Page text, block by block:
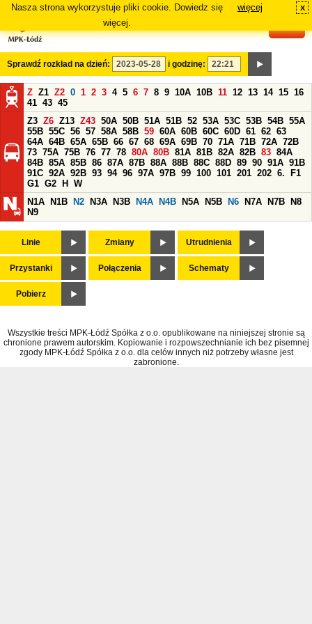
Nasza strona wykorzystuje pliki cookie. Dowiedz się
więcej.
więcej x
Sprawdź rozkład na dzień: i godzinę:
Z Z1 Z2 0 1 2 3 4 5 6 7 8 9 10A 10B 11 12 13 14 15 16
41 43 45
Z3 Z6 Z13 Z43 50A 50B 51A 51B 52 53A 53C 53B 54B 55A
55B 55C 56 57 58A 58B 59 60A 60B 60C 60D 61 62 63
64A 64B 65A 65B 66 67 68 69A 69B 70 71A 71B 72A 72B
73 75A 75B 76 77 78 80A 80B 81A 81B 82A 82B 83 84A
84B 85A 85B 86 87A 87B 88A 88B 88C 88D 89 90 91A 91B
91C 92A 92B 93 94 96 97A 97B 99 100 101 201 202 6.
F1
G1 G2 H
W
N1A
N1B N2 N3A N3B N4A N4B N5A N5B N6 N7A N7B
N8
N9
Linie Zmiany Utrudnienia
Przystanki Połączenia Schematy
Pobierz
Wszystkie treści MPK-Łódź Spółka z o.o. opublikowane na niniejszej stronie są
chronione prawem autorskim. Kopiowanie i rozpowszechnianie ich bez pisemnej
zgody MPK-Łódź Spółka z o.o. dla celów innych niż potrzeby własne jest
zabronione.